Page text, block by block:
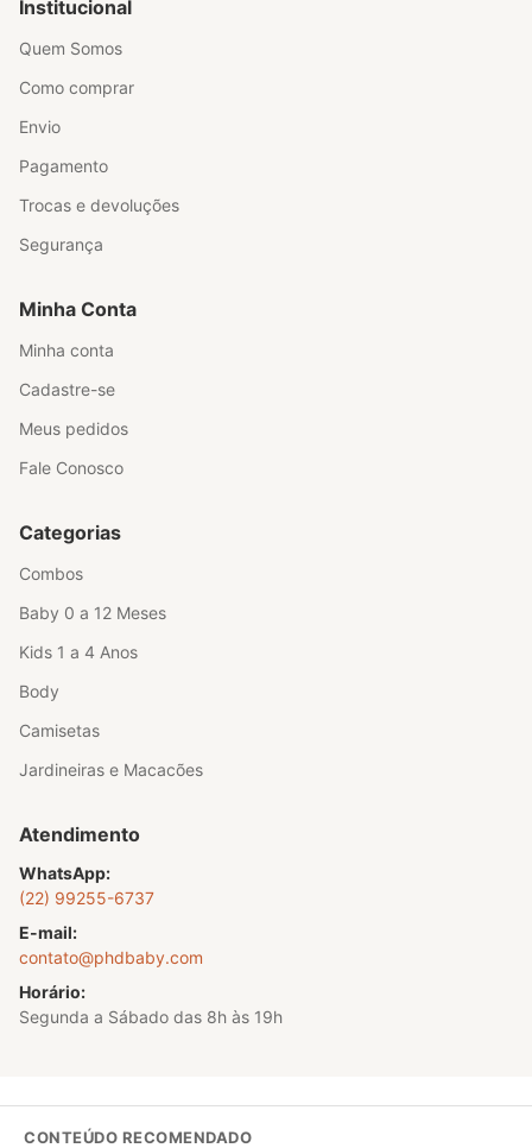
Institucional
Quem Somos
Como comprar
Envio
Pagamento
Trocas e devoluções
Segurança
Minha Conta
Minha conta
Cadastre-se
Meus pedidos
Fale Conosco
Categorias
Combos
Baby 0 a 12 Meses
Kids 1 a 4 Anos
Body
Camisetas
Jardineiras e Macacões
Atendimento
WhatsApp:
(22) 99255-6737
E-mail:
contato@phdbaby.com
Horário:
Segunda a Sábado das 8h às 19h
CONTEÚDO RECOMENDADO